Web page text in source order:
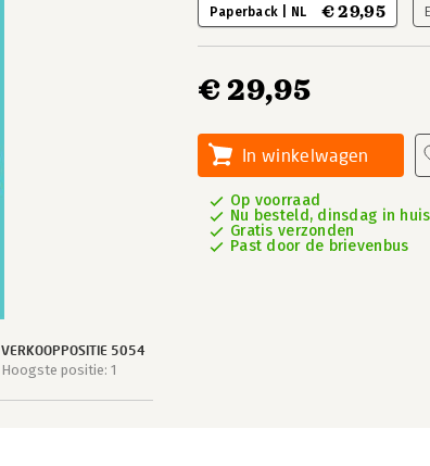
VERKOOPPOSITIE 5054
Hoogste positie: 1
Paperback | NL € 29,95
€ 29,95
In winkelwagen
Op voorraad
Nu besteld, dinsdag in huis
Gratis verzonden
Past door de brievenbus